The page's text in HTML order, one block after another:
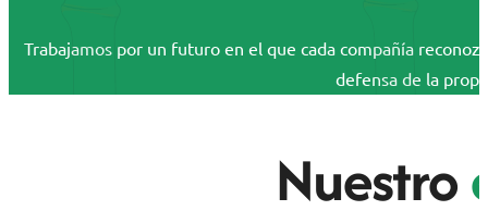
Trabajamos por un futuro en el que cada compañía
defensa de la
Nuestro